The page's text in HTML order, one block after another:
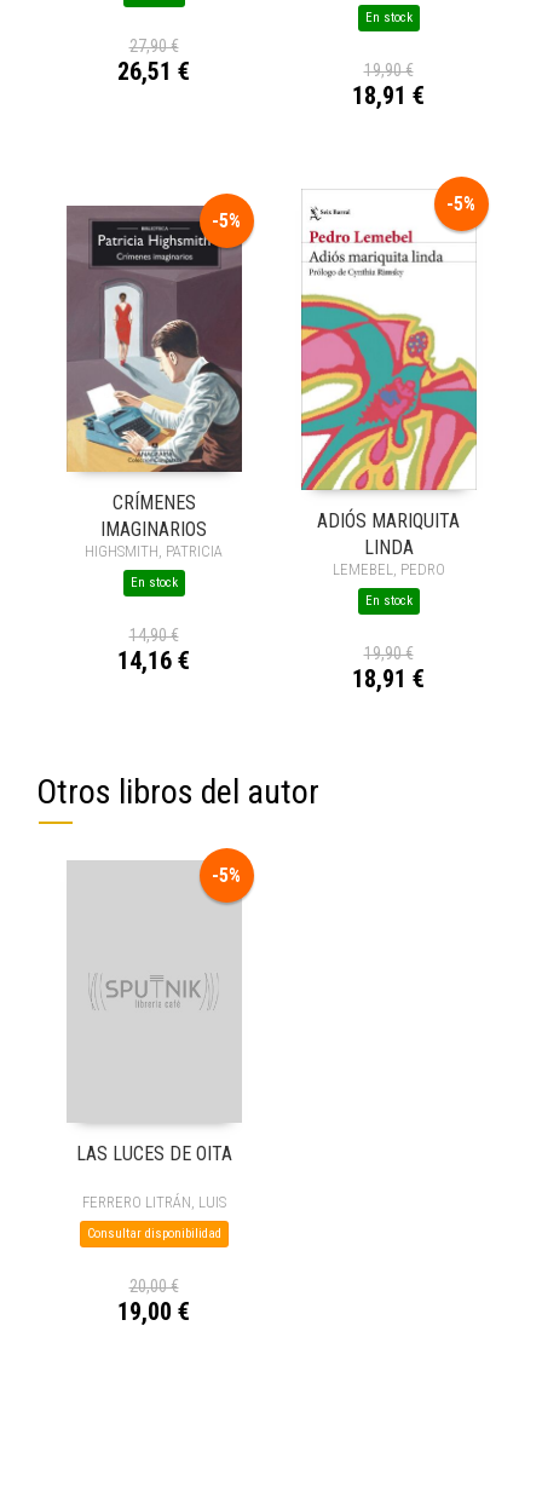
27,90 €
26,51 €
En stock
19,90 €
18,91 €
-5%
CRÍMENES
IMAGINARIOS
HIGHSMITH, PATRICIA
En stock
14,90 €
14,16 €
-5%
ADIÓS MARIQUITA
LINDA
LEMEBEL, PEDRO
En stock
19,90 €
18,91 €
Otros libros del autor
-5%
LAS LUCES DE OITA
FERRERO LITRÁN, LUIS
Consultar disponibilidad
20,00 €
19,00 €